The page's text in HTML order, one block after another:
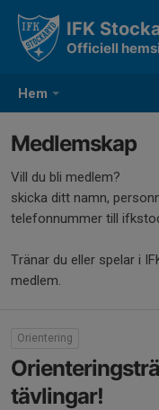
Hem
IFK
Officiell
Medlemskap
Vill du bli medlem?
skicka ditt namn,
telefonnummer till
Tränar du eller spelar i
medlem.
Orientering
tävlingar!